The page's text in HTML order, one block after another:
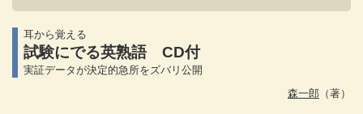
耳から覚える
試験にでる英熟語 CD付
実証データが決定的急所をズバリ公開
森一郎 （著）